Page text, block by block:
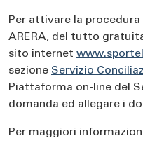
Per attivare la
ARERA, del tutto
sito internet
sezione Servizio
Piattaforma on-line del
domanda ed allegare i
Per maggiori